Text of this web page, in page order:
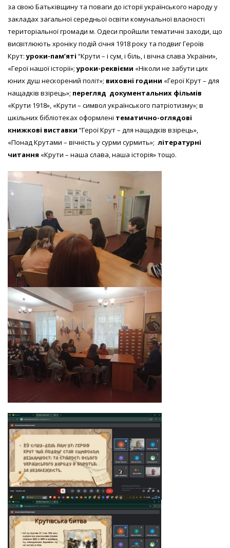
за свою Батьківщину та поваги до історії українського народу у
закладах загальної середньої освіти комунальної власності
територіальної громади м. Одеси пройшли тематичні заходи, що
висвітлюють хроніку подій січня 1918 року та подвиг Героїв
Крут:уроки-пам’яті “Крути – і сум, і біль, і вічна слава України»,
«Герої нашої історії»;уроки-реквієми «Ніколи не забути цих
юних душ нескорений політ»; виховні години «Герої Крут – для
нащадків взірець»; перегляд документальних фільмів
«Крути 1918», «Крути – символ українського патріотизму»; в
шкільних бібліотеках оформлені тематично-оглядові
книжкові виставки “Герої Крут – для нащадків взірець»,
«Понад Крутами – вічність у сурми сурмить»; літературні
читання «Крути – наша слава, наша історія» тощо.